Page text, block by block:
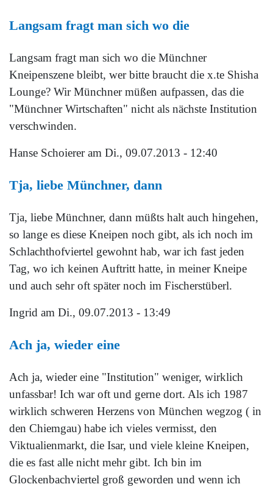
Langsam fragt man sich wo die
Langsam fragt man sich wo die Münchner
Kneipenszene bleibt, wer bitte braucht die x.te Shisha
Lounge? Wir Münchner müßen aufpassen, das die
"Münchner Wirtschaften" nicht als nächste Institution
verschwinden.
Hanse Schoiereram Di., 09.07.2013 - 12:40
Tja, liebe Münchner, dann
Tja, liebe Münchner, dann müßts halt auch hingehen,
so lange es diese Kneipen noch gibt, als ich noch im
Schlachthofviertel gewohnt hab, war ich fast jeden
Tag, wo ich keinen Auftritt hatte, in meiner Kneipe
und auch sehr oft später noch im Fischerstüberl.
Ingrid am Di., 09.07.2013 - 13:49
Ach ja, wieder eine
Ach ja, wieder eine "Institution" weniger, wirklich
unfassbar! Ich war oft und gerne dort. Als ich 1987
wirklich schweren Herzens von München wegzog ( in
den Chiemgau) habe ich vieles vermisst, den
Viktualienmarkt, die Isar, und viele kleine Kneipen,
die es fast alle nicht mehr gibt. Ich bin im
Glockenbachviertel groß geworden und wenn ich